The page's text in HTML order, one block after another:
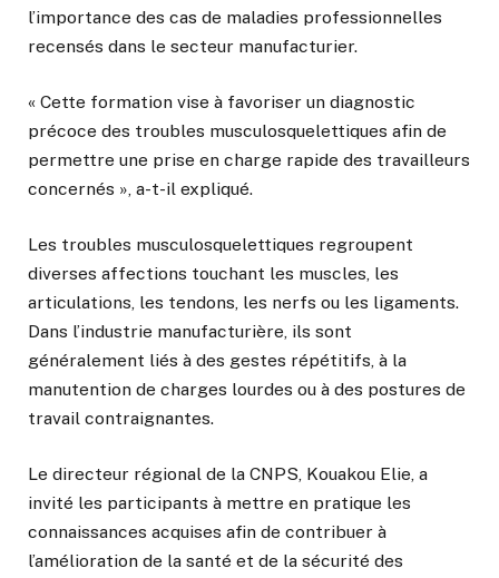
l’importance des cas de maladies professionnelles
recensés dans le secteur manufacturier.
« Cette formation vise à favoriser un diagnostic
précoce des troubles musculosquelettiques afin de
permettre une prise en charge rapide des travailleurs
concernés », a-t-il expliqué.
Les troubles musculosquelettiques regroupent
diverses affections touchant les muscles, les
articulations, les tendons, les nerfs ou les ligaments.
Dans l’industrie manufacturière, ils sont
généralement liés à des gestes répétitifs, à la
manutention de charges lourdes ou à des postures de
travail contraignantes.
Le directeur régional de la CNPS, Kouakou Elie, a
invité les participants à mettre en pratique les
connaissances acquises afin de contribuer à
l’amélioration de la santé et de la sécurité des